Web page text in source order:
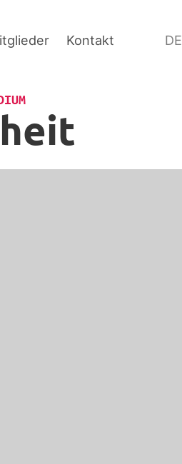
Kontakt DE